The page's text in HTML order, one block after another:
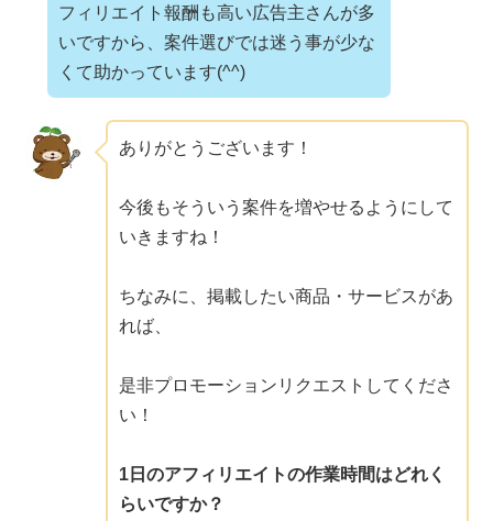
フィリエイト報酬も高い広告主さんが多
いですから、案件選びでは迷う事が少な
くて助かっています(^^)
ありがとうございます！
今後もそういう案件を増やせるようにして
いきますね！
ちなみに、掲載したい商品・サービスがあ
れば、
是非プロモーションリクエスト してくださ
い！
1日のアフィリエイトの作業時間はどれく
らいですか？